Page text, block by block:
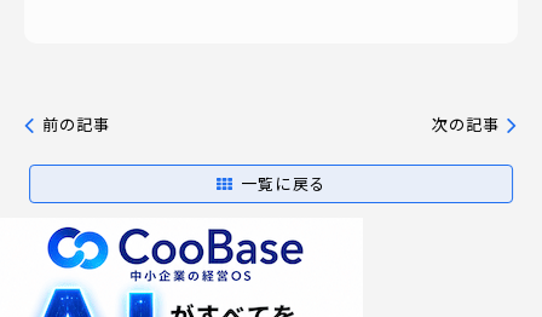
前の記事
一覧に戻る
次の記事